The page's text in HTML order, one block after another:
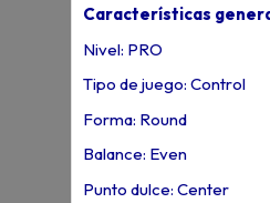
Características
Nivel: PRO
Tipo de juego: Control
Forma: Round
Balance: Even
Punto dulce: Center